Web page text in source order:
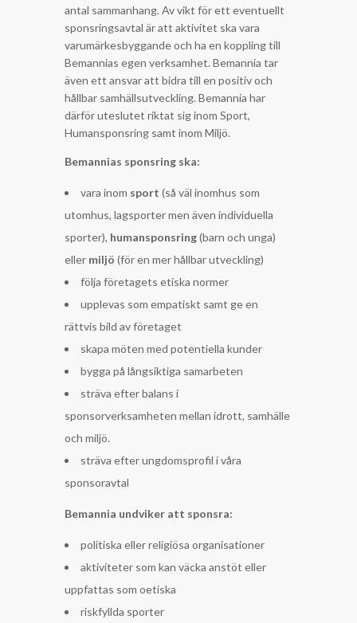
antal sammanhang. Av vikt för ett eventuellt
sponsringsavtal är att aktivitet ska vara
varumärkesbyggande och ha en koppling till
Bemannias egen verksamhet. Bemannia tar
även ett ansvar att bidra till en positiv och
hållbar samhällsutveckling. Bemannia har
därför uteslutet riktat sig inom Sport,
Humansponsring samt inom Miljö.
Bemannias sponsring ska:
vara inom sport (så väl inomhus som
utomhus, lagsporter men även individuella
sporter), humansponsring(barn och unga)
eller miljö (för en mer hållbar utveckling)
följa företagets etiska normer
upplevas som empatiskt samt ge en
rättvis bild av företaget
skapa möten med potentiella kunder
bygga på långsiktiga samarbeten
sträva efter balans i
sponsorverksamheten mellan idrott, samhälle
och miljö.
sträva efter ungdomsprofil i våra
sponsoravtal
Bemannia undviker att sponsra:
politiska eller religiösa organisationer
aktiviteter som kan väcka anstöt eller
uppfattas som oetiska
riskfyllda sporter